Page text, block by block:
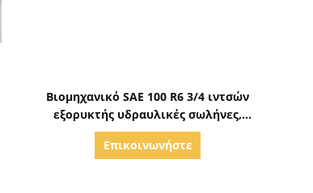
Βιομηχανικό SAE 100 R6 3/4 ιντσών
εξορυκτής υδραυλικές σωλήνες,
σύρμα ενισχυμένο σωλήνα
Επικοινωνήστε